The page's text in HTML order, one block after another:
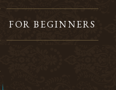
FOR BEGINNERS